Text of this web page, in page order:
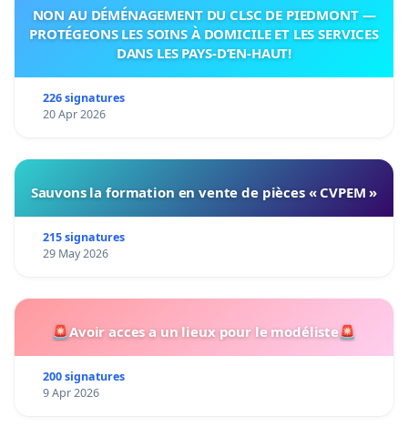
NON AU DÉMÉNAGEMENT DU CLSC DE PIEDMONT —
PROTÉGEONS LES SOINS À DOMICILE ET LES SERVICES
DANS LES PAYS-D’EN-HAUT!
226 signatures
20 Apr 2026
Sauvons la formation en vente de pièces « CVPEM »
215 signatures
29 May 2026
🚨Avoir acces a un lieux pour le modéliste🚨
200 signatures
9 Apr 2026